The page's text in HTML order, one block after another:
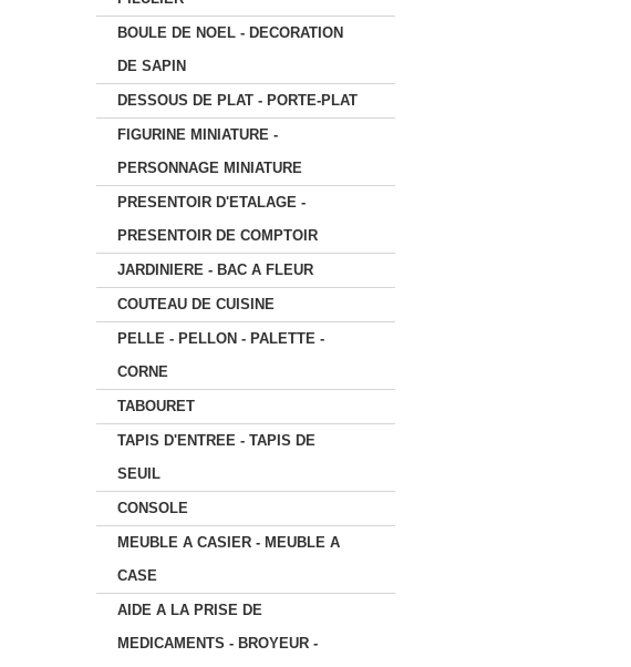
BOULE DE NOEL - DECORATION
DE SAPIN
DESSOUS DE PLAT - PORTE-PLAT
FIGURINE MINIATURE -
PERSONNAGE MINIATURE
PRESENTOIR D'ETALAGE -
PRESENTOIR DE COMPTOIR
JARDINIERE - BAC A FLEUR
COUTEAU DE CUISINE
PELLE - PELLON - PALETTE -
CORNE
TABOURET
TAPIS D'ENTREE - TAPIS DE
SEUIL
CONSOLE
MEUBLE A CASIER - MEUBLE A
CASE
AIDE A LA PRISE DE
MEDICAMENTS - BROYEUR -